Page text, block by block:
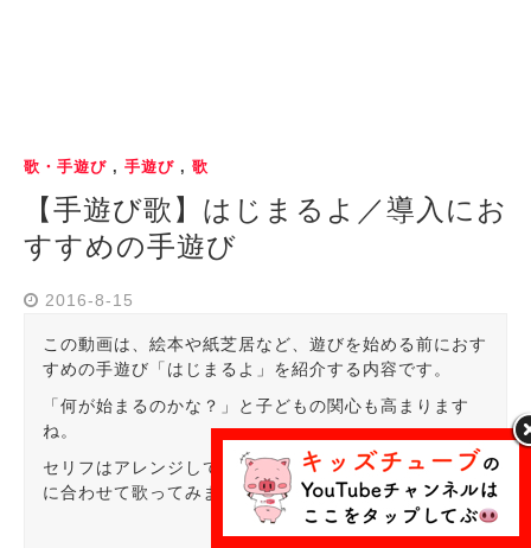
歌・手遊び , 手遊び , 歌
【手遊び歌】はじまるよ／導入にお
すすめの手遊び
2016-8-15
この動画は、絵本や紙芝居など、遊びを始める前におす
すめの手遊び「はじまるよ」を紹介する内容です。
「何が始まるのかな？」と子どもの関心も高まります
ね。
セリフはアレンジしても良いので、お子さんのイメージ
に合わせて歌ってみましょう！